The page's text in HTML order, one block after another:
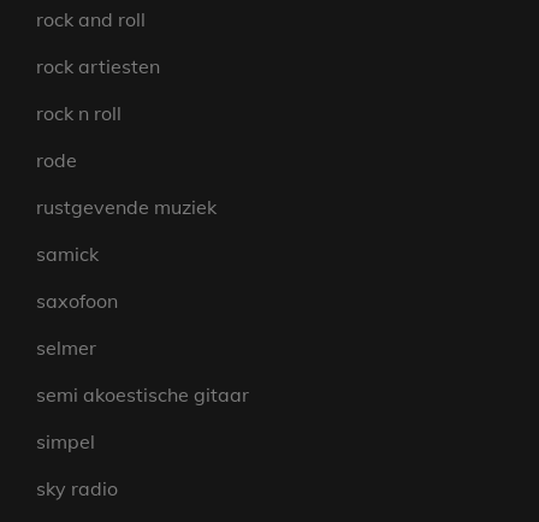
rock and roll
rock artiesten
rock n roll
rode
rustgevende muziek
samick
saxofoon
selmer
semi akoestische gitaar
simpel
sky radio